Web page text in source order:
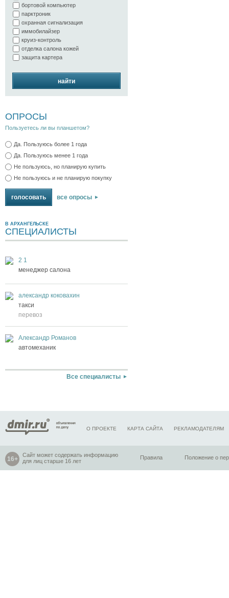
бортовой компьютер
парктроник
охранная сигнализация
иммобилайзер
круиз-контроль
отделка салона кожей
защита картера
найти
ОПРОСЫ
Пользуетесь ли вы планшетом?
Да. Пользуюсь более 1 года
Да. Пользуюсь менее 1 года
Не пользуюсь, но планирую купить
Не пользуюсь и не планирую покупку
все опросы
В АРХАНГЕЛЬСКЕ
СПЕЦИАЛИСТЫ
2 1
менеджер салона
александр коковахин
такси
перевоз
Александр Романов
автомеханик
Все специалисты
О ПРОЕКТЕ КАРТА САЙТА РЕКЛАМОДАТЕЛЯМ
Сайт может содержать информацию
для лиц старше 16 лет
Правила Положение о